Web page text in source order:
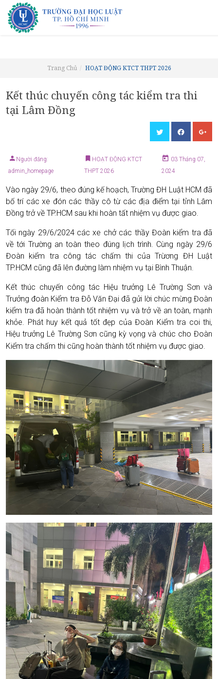
Trang Chủ HOẠT ĐỘNG KTCT THPT 2026
Kết thúc chuyến công tác kiểm tra thi
tại Lâm Đồng
Người đăng:
admin_homepage
HOẠT ĐỘNG KTCT
THPT 2026
03 Tháng 07,
2024
Vào ngày 29/6, theo đúng kế hoạch, Trường ĐH Luật HCM đã
bố trí các xe đón các thầy cô từ các địa điểm tại tỉnh Lâm
Đồng trở về TP.HCM sau khi hoàn tất nhiệm vụ được giao.
Tối ngày 29/6/2024 các xe chở các thầy Đoàn kiểm tra đã
về tới Trường an toàn theo đúng lịch trình. Cùng ngày 29/6
Đoàn kiểm tra công tác chấm thi của Trừơng ĐH Luật
TP.HCM cũng đã lên đường làm nhiệm vụ tại Bình Thuận.
Kết thúc chuyến công tác Hiệu trưởng Lê Trường Sơn và
Trưởng đoàn Kiểm tra Đỗ Văn Đại đã gửi lời chúc mừng Đoàn
kiểm tra đã hoàn thành tốt nhiệm vụ và trở về an toàn, mạnh
khỏe. Phát huy kết quả tốt đẹp của Đoàn Kiểm tra coi thi,
Hiệu trưởng Lê Trường Sơn cũng kỳ vọng và chúc cho Đoàn
Kiểm tra chấm thi cũng hoàn thành tốt nhiệm vụ được giao.